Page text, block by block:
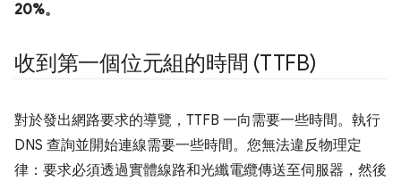
20%。
收到第一個位元組的時間 (TTFB)
對於發出網路要求的導覽，TTFB 一向需要一些時間。執行
DNS 查詢並開始連線需要一些時間。您無法違反物理定
律：要求必須透過實體線路和光纖電纜傳送至伺服器，然後